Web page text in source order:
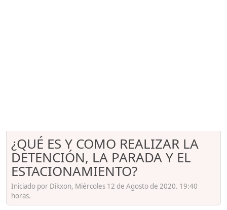
¿QUÉ ES Y COMO REALIZAR LA
DETENCIÓN, LA PARADA Y EL
ESTACIONAMIENTO?
Iniciado por Dikxon, Miércoles 12 de Agosto de 2020. 19:40
horas.